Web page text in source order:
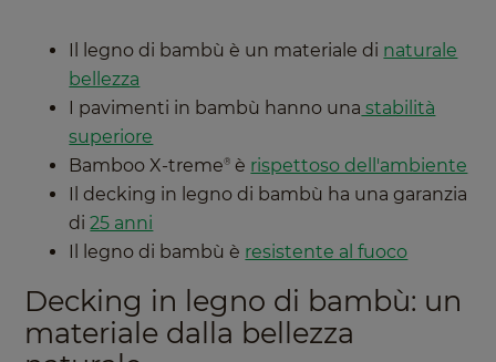
Il legno di bambù è un materiale di naturale
bellezza
I pavimenti in bambù hanno una stabilità
superiore
Bamboo X-treme® è rispettoso dell'ambiente
Il decking in legno di bambù ha una garanzia
di25 anni
Il legno di bambù è resistente al fuoco
Decking in legno di bambù: un
materiale dalla bellezza